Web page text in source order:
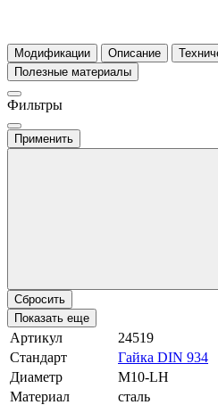
Модификации Описание
Полезные материалы
Фильтры
Применить
Сбросить
Показать еще
Артикул
24519
Стандарт
Гайка DIN 934
Диаметр
М10-LH
Материал
сталь